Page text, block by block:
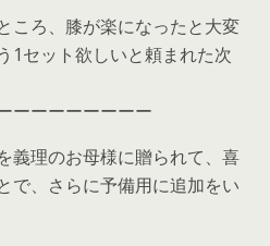
ころ、膝が楽になったと大変
1セット欲しいと頼まれた次
ーーーーーーーー
義理のお母様に贈られて、喜
で、さらに予備用に追加をい